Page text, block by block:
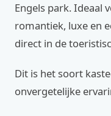
Engels park. Ideaal
romantiek, luxe en
direct in de
Dit is het soort
onvergetelijke